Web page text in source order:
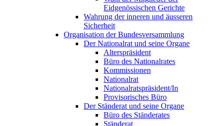
Eidgenössischen Gerichte
Wahrung der inneren und äusseren
Sicherheit
Organisation der Bundesversammlung
Der Nationalrat und seine Organe
Alterspräsident
Büro des Nationalrates
Kommissionen
Nationalrat
Nationalratspräsident/In
Provisorisches Büro
Der Ständerat und seine Organe
Büro des Ständerates
Ständerat